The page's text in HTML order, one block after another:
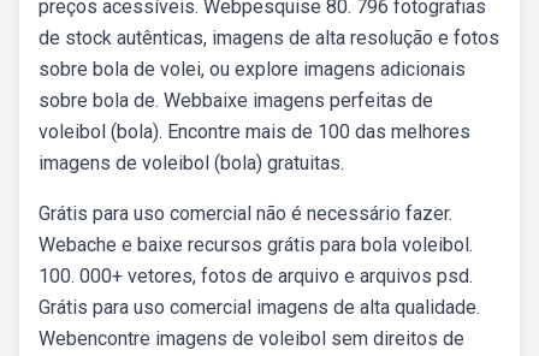
preços acessíveis. Webpesquise 80. 796 fotografias
de stock autênticas, imagens de alta resolução e fotos
sobre bola de volei, ou explore imagens adicionais
sobre bola de. Webbaixe imagens perfeitas de
voleibol (bola). Encontre mais de 100 das melhores
imagens de voleibol (bola) gratuitas.
Grátis para uso comercial não é necessário fazer.
Webache e baixe recursos grátis para bola voleibol.
100. 000+ vetores, fotos de arquivo e arquivos psd.
Grátis para uso comercial imagens de alta qualidade.
Webencontre imagens de voleibol sem direitos de